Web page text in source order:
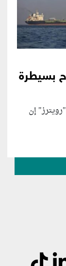
بسيطرة
إن